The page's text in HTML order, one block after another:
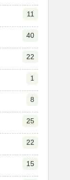
11
40
22
1
8
25
22
15